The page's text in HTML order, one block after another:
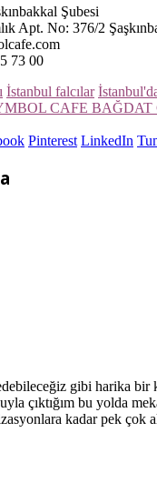
Şubesi
Apt. No: 376/2
73 00
İstanbul falcılar
CAFE BAĞDAT
Pinterest LinkedIn
gibi harika bir
çıktığım bu yolda
kadar pek çok